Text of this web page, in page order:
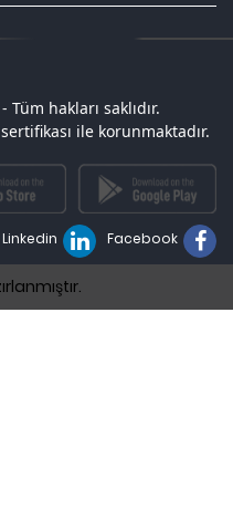
hakları saklıdır.
ile korunmaktadır.
Facebook
Linkedin